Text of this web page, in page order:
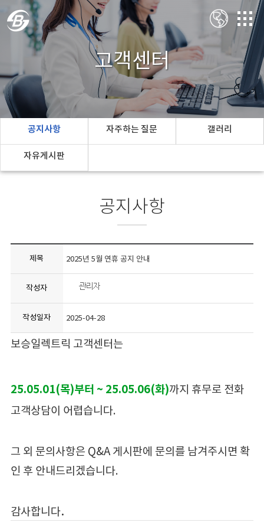
고객센터
공지사항 자주하는 질문 갤러리
자유게시판
공지사항
제목 2025년 5월 연휴 공지 안내
작성자
작성일자 2025-04-28
보승일렉트릭 고객센터는
25.05.01(목)부터 ~ 25.05.06(화)까지 휴무로 전화
고객상담이 어렵습니다.
그 외 문의사항은 Q&A 게시판에 문의를 남겨주시면 확
인 후 안내드리겠습니다.
감사합니다.